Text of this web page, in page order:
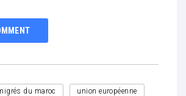
du maroc union européenne